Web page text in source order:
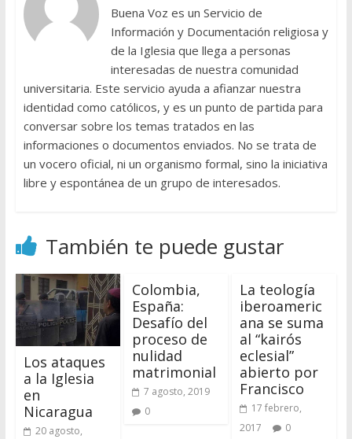
Buena Voz es un Servicio de
Información y Documentación religiosa y
de la Iglesia que llega a personas
interesadas de nuestra comunidad
universitaria. Este servicio ayuda a afianzar nuestra
identidad como católicos, y es un punto de partida para
conversar sobre los temas tratados en las
informaciones o documentos enviados. No se trata de
un vocero oficial, ni un organismo formal, sino la iniciativa
libre y espontánea de un grupo de interesados.
También te puede gustar
Los ataques
a la Iglesia
en
Nicaragua
20 agosto,
Colombia,
España:
Desafío del
proceso de
nulidad
matrimonial
7 agosto, 2019
0
La teología
iberoameric
ana se suma
al “kairós
eclesial”
abierto por
Francisco
17 febrero,
2017
0